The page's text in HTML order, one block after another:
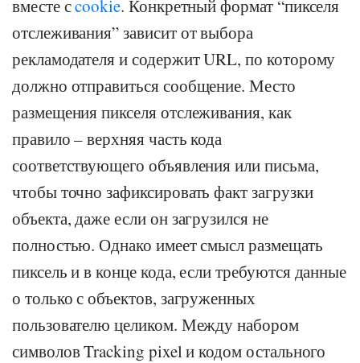
вместе сcookie. Конкретный формат “пикселя
отслеживания” зависит от выбора
рекламодателя и содержит URL, по которому
должно отправиться сообщение. Место
размещения пикселя отслеживания, как
правило – верхняя часть кода
соответствующего объявления или письма,
чтобы точно зафиксировать факт загрузки
объекта, даже если он загрузился не
полностью. Однако имеет смысл размещать
пиксель и в конце кода, если требуются данные
о только с объектов, загруженных
пользователю целиком. Между набором
символов Tracking pixel и кодом остального